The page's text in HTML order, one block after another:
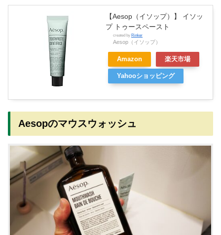
【Aesop（イソップ）】 イソッ
プ トゥースペースト
created by Rinker
Aesop（イソップ）
Amazon 楽天市場
Yahooショッピング
Aesopのマウスウォッシュ